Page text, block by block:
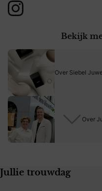
Zo creëren jullie trouwringen
jullie unieke liefdesverhaal.
Instagram
Bekijk
Over
Over Siebel
Jullie trouwdag